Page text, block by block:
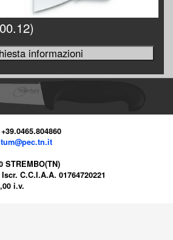
STREMBO(TN)
C.C.I.A.A. 01764720221
i.v.